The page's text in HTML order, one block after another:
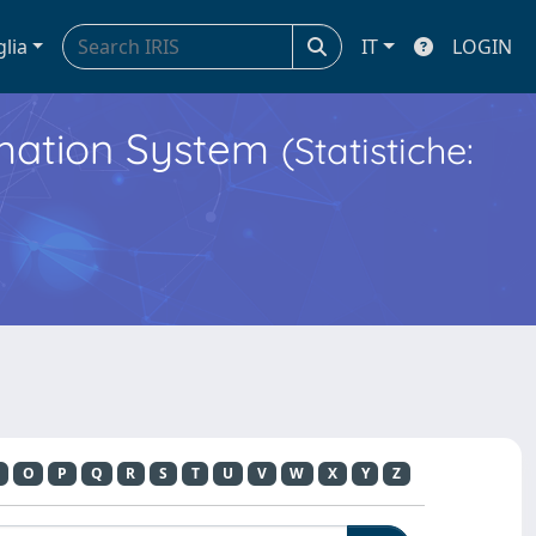
IT LOGIN
System (Statistiche:
O P Q R S T U V W X Y Z